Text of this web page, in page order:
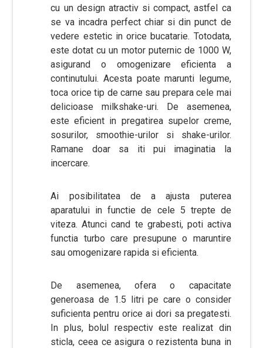
cu un design atractiv si compact, astfel ca
se va incadra perfect chiar si din punct de
vedere estetic in orice bucatarie. Totodata,
este dotat cu un motor puternic de 1000 W,
asigurand o omogenizare eficienta a
continutului. Acesta poate marunti legume,
toca orice tip de carne sau prepara cele mai
delicioase milkshake-uri. De asemenea,
este eficient in pregatirea supelor creme,
sosurilor, smoothie-urilor si shake-urilor.
Ramane doar sa iti pui imaginatia la
incercare.
Ai posibilitatea de a ajusta puterea
aparatului in functie de cele 5 trepte de
viteza. Atunci cand te grabesti, poti activa
functia turbo care presupune o maruntire
sau omogenizare rapida si eficienta.
De asemenea, ofera o capacitate
generoasa de 1.5 litri pe care o consider
suficienta pentru orice ai dori sa pregatesti.
In plus, bolul respectiv este realizat din
sticla, ceea ce asigura o rezistenta buna in